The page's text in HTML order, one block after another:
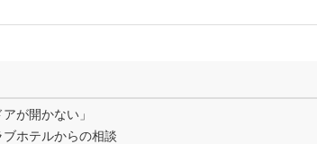
が開かない」
ブホテルからの相談